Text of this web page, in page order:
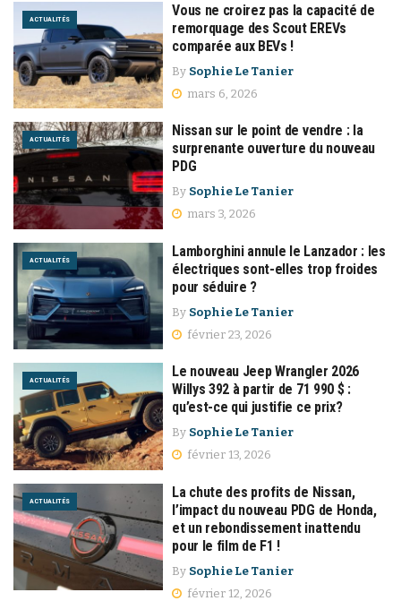
ACTUALITÉS
Vous ne croirez pas la capacité de
remorquage des Scout EREVs
comparée aux BEVs !
By Sophie Le Tanier
mars 6, 2026
ACTUALITÉS
Nissan sur le point de vendre : la
surprenante ouverture du nouveau
PDG
By Sophie Le Tanier
mars 3, 2026
ACTUALITÉS
Lamborghini annule le Lanzador : les
électriques sont-elles trop froides
pour séduire ?
By Sophie Le Tanier
février 23, 2026
ACTUALITÉS
Le nouveau Jeep Wrangler 2026
Willys 392 à partir de 71 990 $ :
qu’est-ce qui justifie ce prix?
By Sophie Le Tanier
février 13, 2026
ACTUALITÉS
La chute des profits de Nissan,
l’impact du nouveau PDG de Honda,
et un rebondissement inattendu
pour le film de F1 !
By Sophie Le Tanier
février 12, 2026